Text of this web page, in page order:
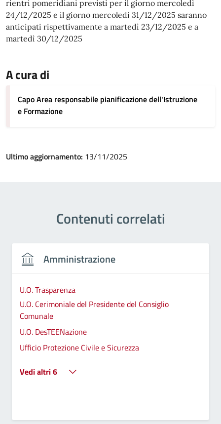
rientri pomeridiani previsti per il giorno mercoledì
24/12/2025 e il giorno mercoledì 31/12/2025 saranno
anticipati rispettivamente a martedì 23/12/2025 e a
martedì 30/12/2025
A cura di
Capo Area responsabile pianificazione dell'Istruzione
e Formazione
Ultimo aggiornamento: 13/11/2025
Contenuti correlati
Amministrazione
U.O. Trasparenza
U.O. Cerimoniale del Presidente del Consiglio
Comunale
U.O. DesTEENazione
Ufficio Protezione Civile e Sicurezza
Vedi altri 6